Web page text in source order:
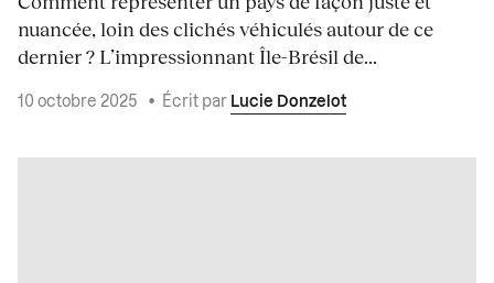
nuancée, loin des clichés véhiculés autour de ce
dernier ? L’impressionnant Île-Brésil de...
10 octobre 2025 • Écrit par Lucie Donzelot